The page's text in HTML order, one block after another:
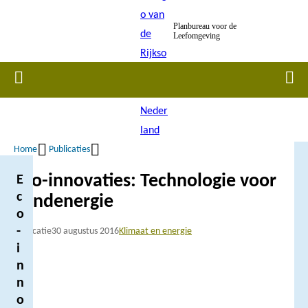
inhoud
Planbureau voor de
Leefomgeving
Home
Kruimelpad
Home Publicaties
Eco-innovaties: Technologie voor
windenergie
Publicatie30 augustus 2016Klimaat en energie
E
c
o
-
i
n
n
o